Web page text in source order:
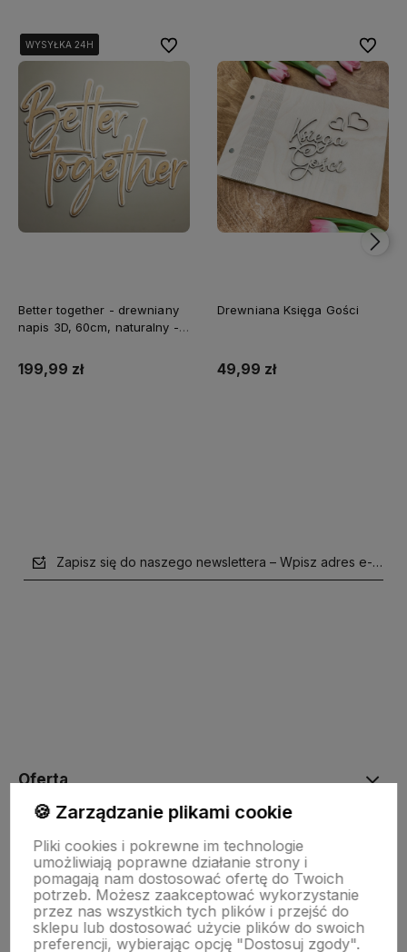
WYSYŁKA 24H
WYSYŁKA 24H
WYSYŁKA 24H
Better together - drewniany
napis 3D, 60cm, naturalny -
199,99 zł
Do ulubionych
Drewniana Księga Gości
49,99 zł
Do
Zapisz się do naszego newslettera – Wpisz adres e-mail
Oferta
Drewniane dekoracje
Kolorowe skarpetki
🍪 Zarządzanie plikami cookie
Pliki cookies i pokrewne im technologie
umożliwiają poprawne działanie strony i
pomagają nam dostosować ofertę do Twoich
potrzeb. Możesz zaakceptować wykorzystanie
przez nas wszystkich tych plików i przejść do
sklepu lub dostosować użycie plików do swoich
preferencji, wybierając opcję "Dostosuj zgody".